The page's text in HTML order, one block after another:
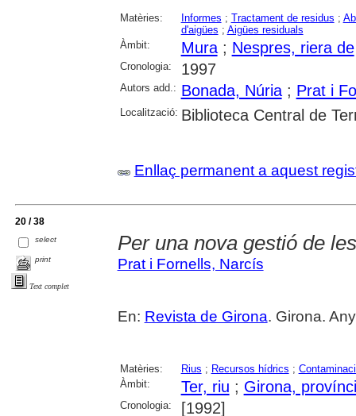
Matèries: Informes ; Tractament de residus ;
d'aigües ; Aigües residuals
Àmbit:
Mura; Nespres, riera de
Cronologia: 1997
Autors add.: Bonada, Núria; Prat i
Localització: Biblioteca Central de
Enllaç permanent a aquest
20 / 38
select
print
Text complet
Per una nova gestió de
Prat i Fornells, Narcís
En: Revista de Girona. Girona.
Matèries: Rius ; Recursos hídrics ;
Àmbit:
Ter, riu ; Girona,
Cronologia: [1992]